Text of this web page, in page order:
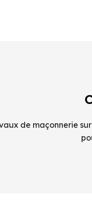
de maçonnerie